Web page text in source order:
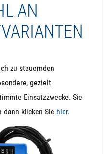
AN
zu steuernden
gezielt
Einsatzzwecke. Sie
dann klicken Sie hier.